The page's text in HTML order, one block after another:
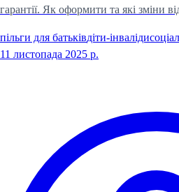
гарантії. Як оформити та які зміни
пільги для батьківдіти-інваліди
11 листопада 2025 р.